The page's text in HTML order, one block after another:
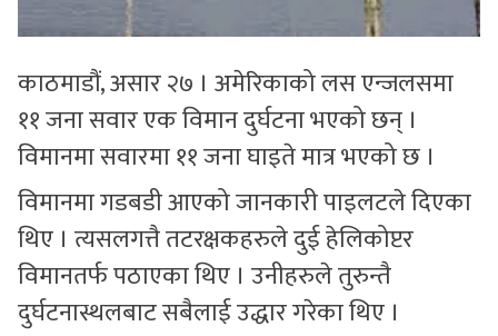
काठमाडौं, असार २७ । अमेरिकाको लस एन्जलसमा
११ जना सवार एक विमान दुर्घटना भएको छन् ।
विमानमा सवारमा ११ जना घाइते मात्र भएको छ ।
विमानमा गडबडी आएको जानकारी पाइलटले दिएका
थिए । त्यसलगत्तै तटरक्षकहरुले दुई हेलिकोप्टर
विमानतर्फ पठाएका थिए । उनीहरुले तुरुन्तै
दुर्घटनास्थलबाट सबैलाई उद्धार गरेका थिए ।